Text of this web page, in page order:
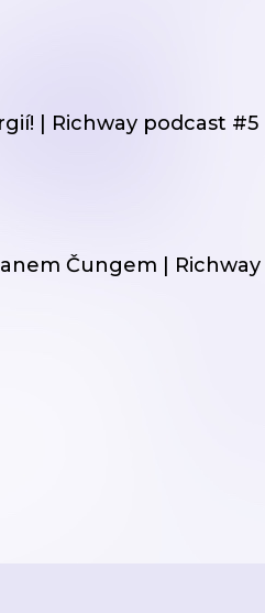
| Richway podcast #5
Čungem | Richway